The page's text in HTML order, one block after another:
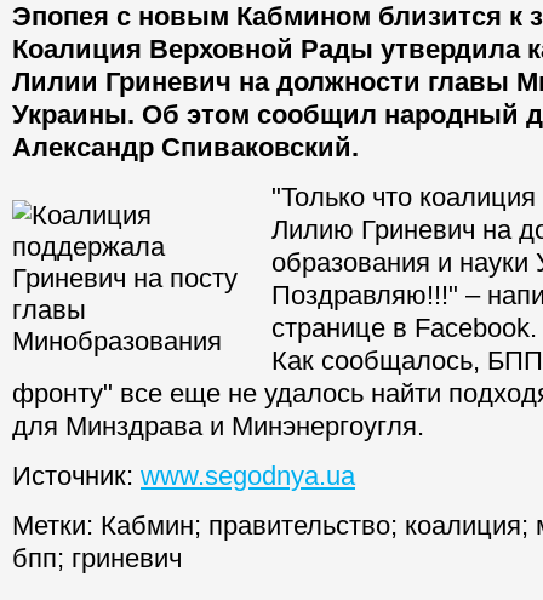
Эпопея с новым Кабмином близится к
Коалиция Верховной Рады утвердила
Лилии Гриневич на должности главы
Украины. Об этом сообщил народный
Александр Спиваковский.
"Только что
Лилию Гриневич на
образования и науки
Поздравляю!!!" –
странице в Facebook.
Как сообщалось,
фронту" все еще не удалось найти
для Минздрава и Минэнергоугля.
Источник: www.segodnya.ua
Метки: Кабмин; правительство; коалиция;
бпп; гриневич